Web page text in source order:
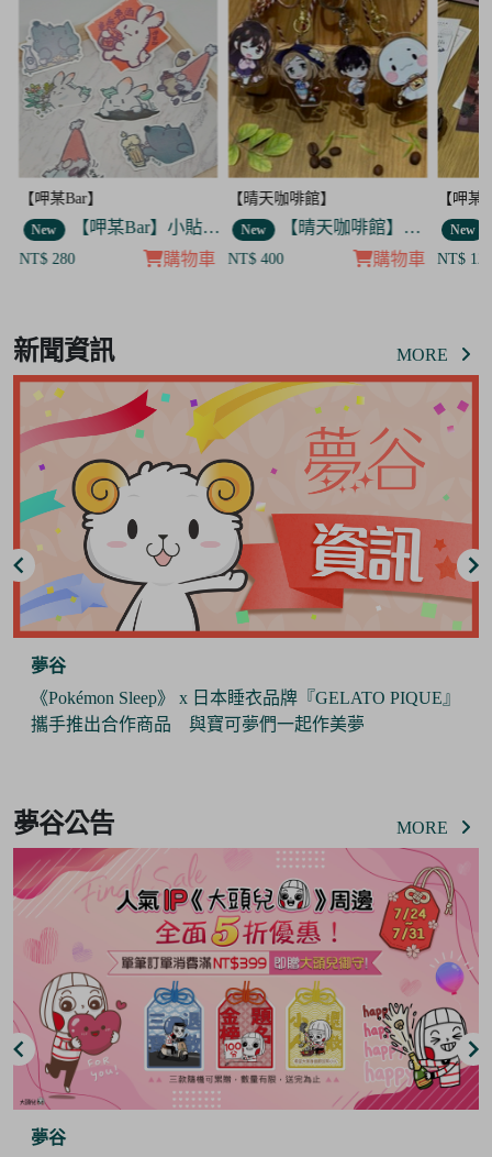
【呷某Bar】
New 【呷某Bar】小貼紙 7入套組
NT$ 280 購物車
【晴天咖啡館】
New 【晴天咖啡館】吊飾套組
NT$ 400 購物車
【呷某
New
NT$
of
8
新聞資訊 MORE
夢谷
《Pokémon Sleep》 x 日本睡衣品牌『GELATO PIQUE』
攜手推出合作商品 與寶可夢們一起作美夢
of
6
夢谷公告 MORE
夢谷